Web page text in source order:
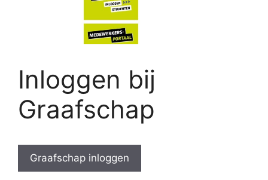
Inloggen bij
Graafschap
Graafschap inloggen